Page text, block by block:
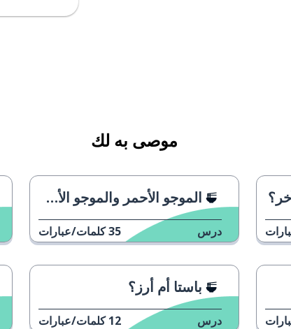
موصى به لك
الموجو الأحمر والموجو الأخضر
درس 35كلمات/عبارات
باستا أم أرز؟
درس 12 كلمات/عبارات